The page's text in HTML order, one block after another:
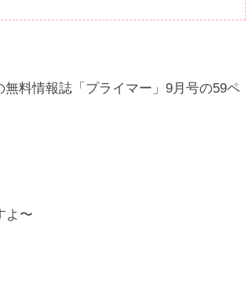
料情報誌「プライマー」9月号の59ペ
よ〜